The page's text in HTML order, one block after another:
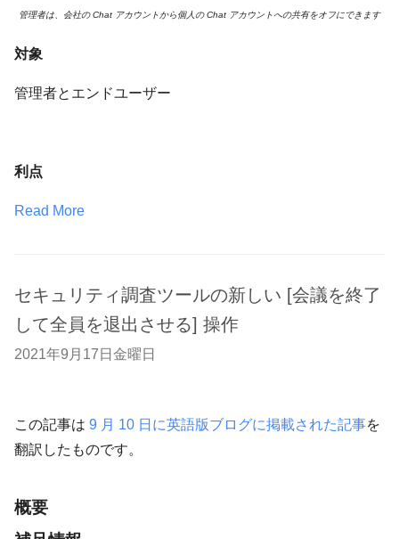
管理者は、会社の Chat アカウントから個人の Chat アカウントへの共有をオフにできます
対象
管理者とエンドユーザー
利点
Read More
セキュリティ調査ツールの新しい [会議を終了
して全員を退出させる] 操作
2021年9月17日金曜日
この記事は 9 月 10 日に英語版ブログに掲載された記事を
翻訳したものです。
概要